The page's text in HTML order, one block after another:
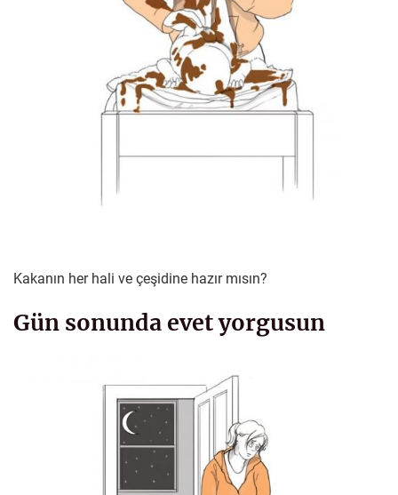
Kakanın her hali ve çeşidine hazır mısın?
Gün sonunda evet yorgusun